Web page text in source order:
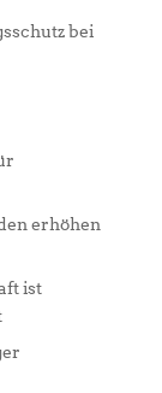
bei
erhöhen
ist